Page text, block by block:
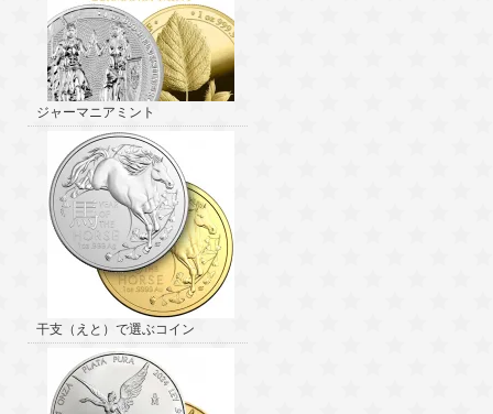
ジャーマニアミント
干支（えと）で選ぶコイン